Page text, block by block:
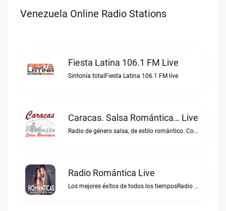
Venezuela Online Radio Stations
Fiesta Latina 106.1 FM Live
Sintonía totalFiesta Latina 106.1 FM live
Caracas. Salsa Romántica… Live
Radio de género salsa, de estilo romántico. Con la selección musical que nos gusta...Caracas. Salsa Romántica… live
Radio Romántica Live
Los mejores éxitos de todos los tiemposRadio Romántica live